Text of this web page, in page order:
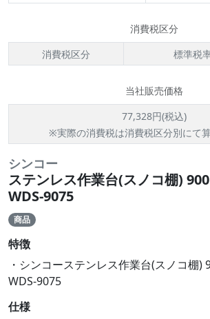
消費税区分
消費税区分
標準税
当社販売価格
77,328円(税込)
※実際の消費税は消費税区分別にて
シンコー
ステンレス作業台(スノコ棚)
WDS-9075
商品
特徴
・シンコーステンレス作業台(スノコ棚
WDS-9075
仕様